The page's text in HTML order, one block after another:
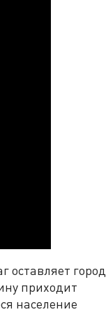
оставляет город
приходит
население